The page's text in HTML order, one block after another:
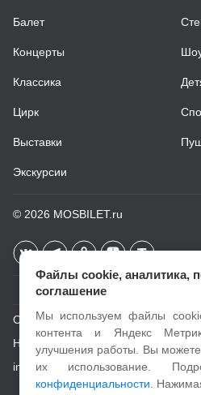
Балет
Концерты
Классика
Цирк
Выставки
Экскурсии
© 2026 MOSBILET.ru
О проекте
Новости
info@mosbilet.ru
Файлы cookie, аналитика,
соглашение
Мы используем файлы
контента и Яндекс
улучшения работы. Вы можете
их использование.
конфиденциальности .